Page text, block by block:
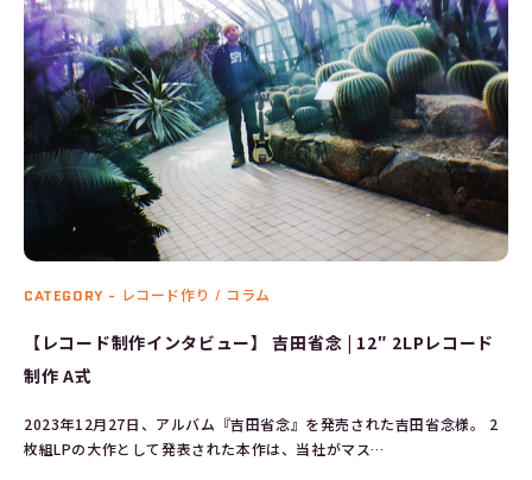
CATEGORY - レコード作り / コラム
【レコード制作インタビュー】 吉田省念 | 12″ 2LPレコード
制作 A式
2023年12月27日、アルバム『吉田省念』を発売された吉田省念様。 2
枚組LPの大作として発表された本作は、当社がマス…